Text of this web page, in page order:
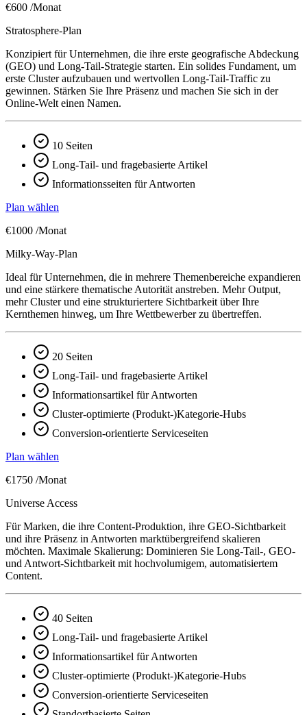
€600 /Monat
Stratosphere-Plan
Konzipiert für Unternehmen, die ihre erste geografische Abdeckung
(GEO) und Long-Tail-Strategie starten. Ein solides Fundament, um
erste Cluster aufzubauen und wertvollen Long-Tail-Traffic zu
gewinnen. Stärken Sie Ihre Präsenz und machen Sie sich in der
Online-Welt einen Namen.
10 Seiten
Long-Tail- und fragebasierte Artikel
Informationsseiten für Antworten
Plan wählen
€1000 /Monat
Milky-Way-Plan
Ideal für Unternehmen, die in mehrere Themenbereiche expandieren
und eine stärkere thematische Autorität anstreben. Mehr Output,
mehr Cluster und eine strukturiertere Sichtbarkeit über Ihre
Kernthemen hinweg, um Ihre Wettbewerber zu übertreffen.
20 Seiten
Long-Tail- und fragebasierte Artikel
Informationsartikel für Antworten
Cluster-optimierte (Produkt-)Kategorie-Hubs
Conversion-orientierte Serviceseiten
Plan wählen
€1750 /Monat
Universe Access
Für Marken, die ihre Content-Produktion, ihre GEO-Sichtbarkeit
und ihre Präsenz in Antworten marktübergreifend skalieren
möchten. Maximale Skalierung: Dominieren Sie Long-Tail-, GEO-
und Antwort-Sichtbarkeit mit hochvolumigem, automatisiertem
Content.
40 Seiten
Long-Tail- und fragebasierte Artikel
Informationsartikel für Antworten
Cluster-optimierte (Produkt-)Kategorie-Hubs
Conversion-orientierte Serviceseiten